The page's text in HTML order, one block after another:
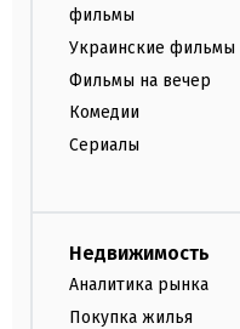
фильмы
Украинские фильмы
Фильмы на вечер
Комедии
Сериалы
Недвижимость
Аналитика рынка
Покупка жилья